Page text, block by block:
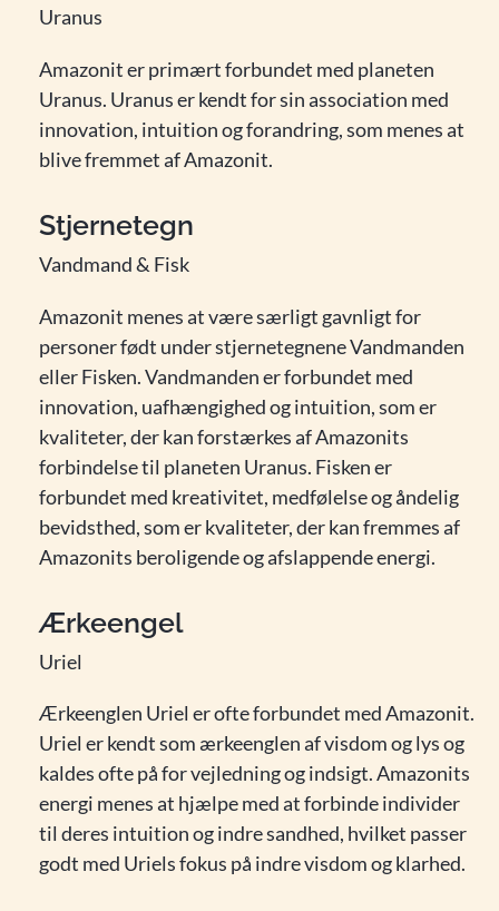
Uranus
Amazonit er primært forbundet med planeten
Uranus. Uranus er kendt for sin association med
innovation, intuition og forandring, som menes at
blive fremmet af Amazonit.
Stjernetegn
Vandmand & Fisk
Amazonit menes at være særligt gavnligt for
personer født under stjernetegnene Vandmanden
eller Fisken. Vandmanden er forbundet med
innovation, uafhængighed og intuition, som er
kvaliteter, der kan forstærkes af Amazonits
forbindelse til planeten Uranus. Fisken er
forbundet med kreativitet, medfølelse og åndelig
bevidsthed, som er kvaliteter, der kan fremmes af
Amazonits beroligende og afslappende energi.
Ærkeengel
Uriel
Ærkeenglen Uriel er ofte forbundet med Amazonit.
Uriel er kendt som ærkeenglen af visdom og lys og
kaldes ofte på for vejledning og indsigt. Amazonits
energi menes at hjælpe med at forbinde individer
til deres intuition og indre sandhed, hvilket passer
godt med Uriels fokus på indre visdom og klarhed.